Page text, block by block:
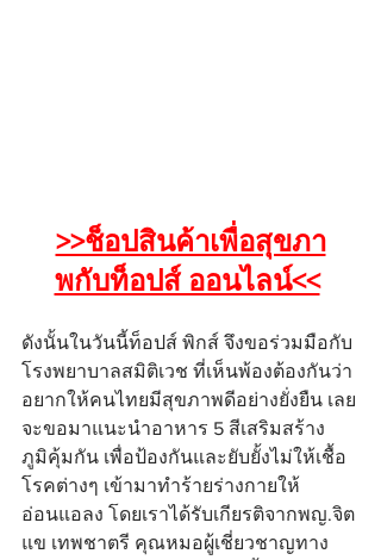
>>ช็อปสินค้าเพื่อสุขภา
พกับท็อปส์ ออนไลน์<<
ดังนั้นในวันนี้ท็อปส์ พิกส์ จึงขอร่วมมือกับ
โรงพยาบาลสมิติเวช ที่เห็นพ้องต้องกันว่า
อยากให้คนไทยมีสุขภาพดีอย่างยั่งยืน เลย
จะขอมาแนะนำอาหาร 5 สีเสริมสร้าง
ภูมิคุ้มกัน เพื่อป้องกันและยับยั้งไม่ให้เชื้อ
โรคต่างๆ เข้ามาทำร้ายร่างกายให้
อ่อนแอลง โดยเราได้รับเกียรติจากพญ.จิต
แข เทพชาตรี คุณหมอผู้เชี่ยวชาญทาง